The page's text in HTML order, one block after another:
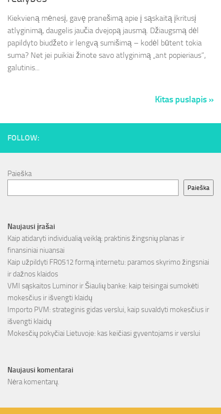
Kiekvieną mėnesį, gavę pranešimą apie į sąskaitą įkritusį
atlyginimą, daugelis jaučia dvejopą jausmą. Džiaugsmą dėl
papildyto biudžeto ir lengvą sumišimą – kodėl būtent tokia
suma? Net jei puikiai žinote savo atlyginimą „ant popieriaus”,
galutinis...
Kitas puslapis »
FOLLOW:
Paieška
Paieška
Naujausi įrašai
Kaip atidaryti individualią veiklą: praktinis žingsnių planas ir
finansiniai niuansai
Kaip užpildyti FR0512 formą internetu: paramos skyrimo žingsniai
ir dažnos klaidos
VMI sąskaitos Luminor ir Šiaulių banke: kaip teisingai sumokėti
mokesčius ir išvengti klaidų
Importo PVM: strateginis gidas verslui, kaip suvaldyti mokesčius ir
išvengti klaidų
Mokesčių pokyčiai Lietuvoje: kas keičiasi gyventojams ir verslui
Naujausi komentarai
Nėra komentarų.